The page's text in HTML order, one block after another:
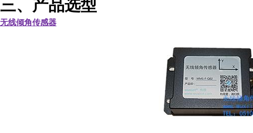
三、产品选型
无线倾角传感器